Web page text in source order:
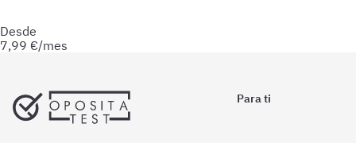
Desde
7,99 €/mes
Para ti